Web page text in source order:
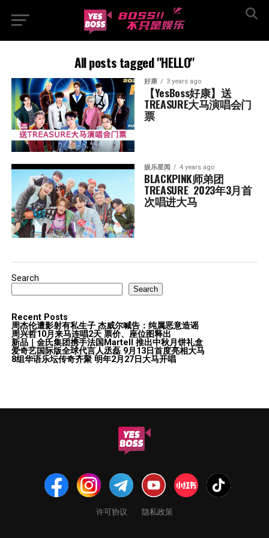
All posts tagged "HELLO"
好康 3 years ago
【YesBoss好康】送
TREASURE大马演唱会门
票
娱乐星闻 4 years ago
BLACKPINK师弟团
TREASURE  2023年3月首
次唱进大马
Search
Search
Recent Posts
周杰伦遭影射有私生子 杰威尔喊告：纯属恶意造谣
周兴哲10月来马连唱2天 票价、座位图释出
新品｜金氏集团携手法国Martell 推出中秋月饼礼盒
爱奇艺国际版全球代言人丞磊 9月13日首度亮相大马
8组华语乐坛传奇⻬聚 明年2月27日大马开唱
许可协议 隐私政策